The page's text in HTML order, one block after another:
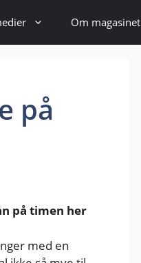
Om magasinet
på
på timen her
med en